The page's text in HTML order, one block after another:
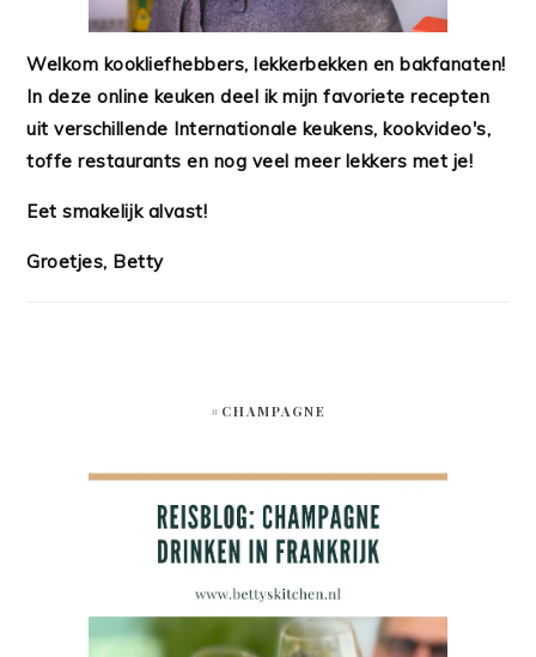
Welkom kookliefhebbers, lekkerbekken en bakfanaten!
In deze online keuken deel ik mijn favoriete recepten
uit verschillende Internationale keukens, kookvideo's,
toffe restaurants en nog veel meer lekkers met je!
Eet smakelijk alvast!
Groetjes, Betty
#CHAMPAGNE